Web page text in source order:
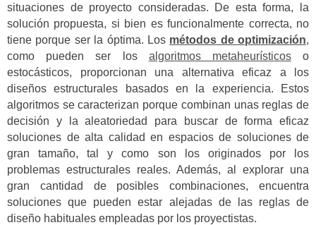
situaciones de proyecto consideradas. De esta forma, la
solución propuesta, si bien es funcionalmente correcta, no
tiene porque ser la óptima. Los métodos de optimización,
como pueden ser los algoritmos metaheurísticoso
estocásticos, proporcionan una alternativa eficaz a los
diseños estructurales basados en la experiencia. Estos
algoritmos se caracterizan porque combinan unas reglas de
decisión y la aleatoriedad para buscar de forma eficaz
soluciones de alta calidad en espacios de soluciones de
gran tamaño, tal y como son los originados por los
problemas estructurales reales. Además, al explorar una
gran cantidad de posibles combinaciones, encuentra
soluciones que pueden estar alejadas de las reglas de
diseño habituales empleadas por los proyectistas.